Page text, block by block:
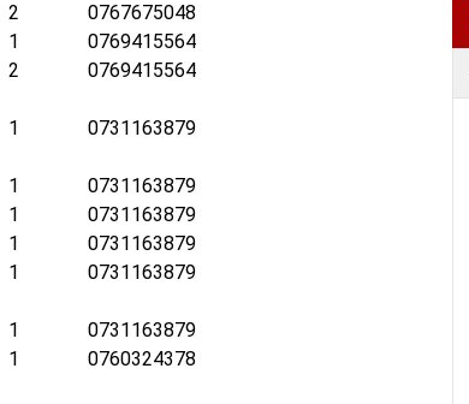
2
0767675048
1
0769415564
2 0769415564
1 0731163879
1
0731163879
1
0731163879
1
0731163879
1 0731163879
1
0731163879
1 0760324378